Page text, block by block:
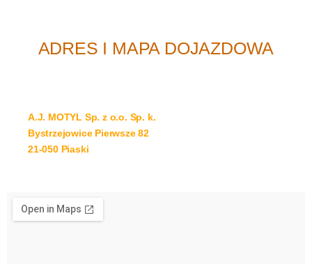
ADRES I MAPA DOJAZDOWA
A.J. MOTYL Sp. z o.o. Sp. k.
Bystrzejowice Pierwsze 82
21-050 Piaski